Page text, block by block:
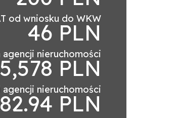
od wniosku do WKW
46 PLN
agencji nieruchomości
5,578 PLN
nieruchomości
PLN